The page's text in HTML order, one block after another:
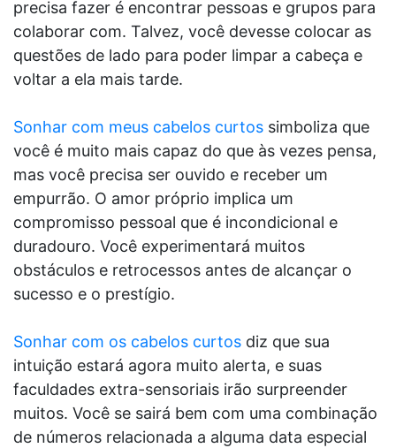
precisa fazer é encontrar pessoas e grupos para
colaborar com. Talvez, você devesse colocar as
questões de lado para poder limpar a cabeça e
voltar a ela mais tarde.
Sonhar com meus cabelos curtos simboliza que
você é muito mais capaz do que às vezes pensa,
mas você precisa ser ouvido e receber um
empurrão. O amor próprio implica um
compromisso pessoal que é incondicional e
duradouro. Você experimentará muitos
obstáculos e retrocessos antes de alcançar o
sucesso e o prestígio.
Sonhar com os cabelos curtos diz que sua
intuição estará agora muito alerta, e suas
faculdades extra-sensoriais irão surpreender
muitos. Você se sairá bem com uma combinação
de números relacionada a alguma data especial